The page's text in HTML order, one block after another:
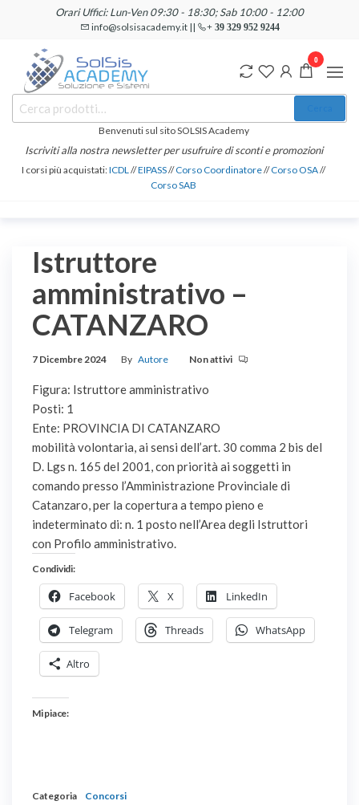
contenuto
Orari Uffici: Lun-Ven 09:30 - 18:30; Sab 10:00 - 12:00
info@solsisacademy.it || + 39 329 952 9244
SOLSIS
Academy
Corsi e
Certificazioni
Linguistiche
Benvenuti sul sito SOLSIS Academy
Iscriviti alla nostra newsletter per usufruire di sconti e promozioni
I corsi più acquistati:ICDL//EIPASS//Corso Coordinatore//Corso OSA//
Corso SAB
0
Istruttore
amministrativo –
CATANZARO
7 Dicembre 2024 By Autore Non attivi
Figura: Istruttore amministrativo
Posti: 1
Ente: PROVINCIA DI CATANZARO
mobilità volontaria, ai sensi dell’art. 30 comma 2 bis del
D. Lgs n. 165 del 2001, con priorità ai soggetti in
comando presso l’Amministrazione Provinciale di
Catanzaro, per la copertura a tempo pieno e
indeterminato di: n. 1 posto nell’Area degli Istruttori
con Profilo amministrativo.
Condividi:
Facebook X LinkedIn
Telegram Threads WhatsApp
Altro
Mi piace:
Categoria Concorsi